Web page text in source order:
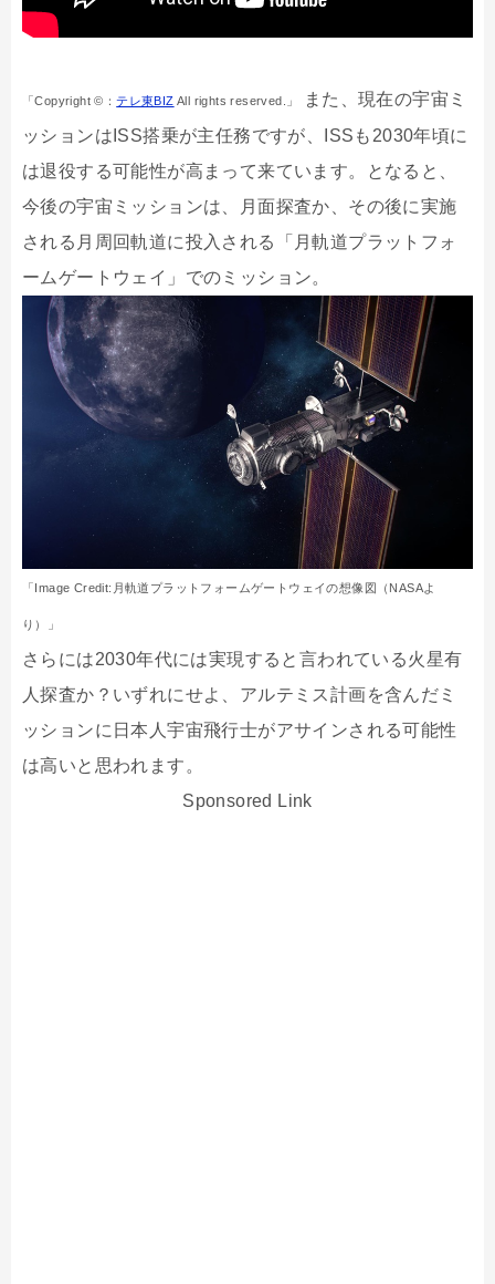
「Copyright ©：テレ東BIZ All rights reserved.」
また、現在の宇宙ミ
ッションはISS搭乗が主任務ですが、ISSも2030年頃に
は退役する可能性が高まって来ています。となると、
今後の宇宙ミッションは、月面探査か、その後に実施
される月周回軌道に投入される「月軌道プラットフォ
ームゲートウェイ」でのミッション。
「Image Credit:月軌道プラットフォームゲートウェイの想像図（NASAよ
り）」
さらには2030年代には実現すると言われている火星有
人探査か？いずれにせよ、アルテミス計画を含んだミ
ッションに日本人宇宙飛行士がアサインされる可能性
は高いと思われます。
Sponsored Link